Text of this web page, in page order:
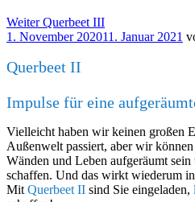
Weiter Querbeet III
Veröffentlicht
1. November 202011. Januar 2021
Querbeet II
Impulse für eine
Vielleicht haben wir keinen großen
Außenwelt passiert, aber wir
Wänden und Leben aufgeräumt
schaffen. Und das wirkt wiederum
Mit Querbeet II sind Sie eingeladen,